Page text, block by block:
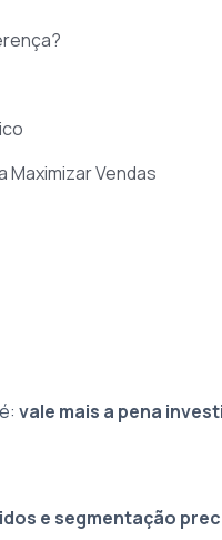
Maximizar Vendas
vale mais a pena
e segmentação